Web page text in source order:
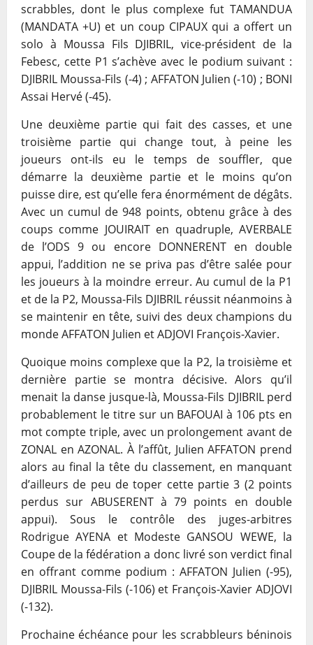
scrabbles, dont le plus complexe fut TAMANDUA
(MANDATA +U) et un coup CIPAUX qui a offert un
solo à Moussa Fils DJIBRIL, vice-président de la
Febesc, cette P1 s’achève avec le podium suivant :
DJIBRIL Moussa-Fils (-4) ; AFFATON Julien (-10) ; BONI
Assai Hervé (-45).
Une deuxième partie qui fait des casses, et une
troisième partie qui change tout, à peine les
joueurs ont-ils eu le temps de souffler, que
démarre la deuxième partie et le moins qu’on
puisse dire, est qu’elle fera énormément de dégâts.
Avec un cumul de 948 points, obtenu grâce à des
coups comme JOUIRAIT en quadruple, AVERBALE
de l’ODS 9 ou encore DONNERENT en double
appui, l’addition ne se priva pas d’être salée pour
les joueurs à la moindre erreur. Au cumul de la P1
et de la P2, Moussa-Fils DJIBRIL réussit néanmoins à
se maintenir en tête, suivi des deux champions du
monde AFFATON Julien et ADJOVI François-Xavier.
Quoique moins complexe que la P2, la troisième et
dernière partie se montra décisive.Alors qu’il
menait la danse jusque-là, Moussa-Fils DJIBRIL perd
probablement le titre sur un BAFOUAI à 106 pts en
mot compte triple, avec un prolongement avant de
ZONAL enAZONAL. À l’affût, Julien AFFATON prend
alors au final la tête du classement, en manquant
d’ailleurs de peu de toper cette partie 3 (2 points
perdus sur ABUSERENT à 79 points en double
appui). Sous le contrôle des juges-arbitres
Rodrigue AYENA et Modeste GANSOU WEWE, la
Coupe de la fédération a donc livré son verdict final
en offrant comme podium : AFFATON Julien (-95),
DJIBRIL Moussa-Fils (-106) et François-Xavier ADJOVI
(-132).
Prochaine échéance pour les scrabbleurs béninois